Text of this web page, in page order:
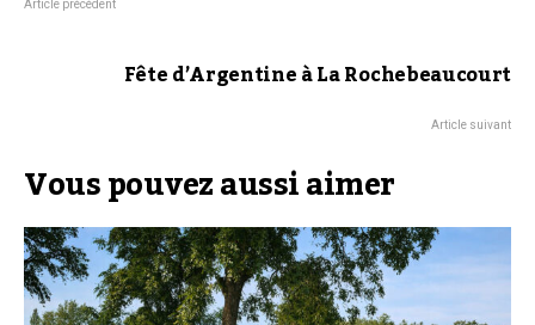
Article précédent
Fête d’Argentine à La Rochebeaucourt
Article suivant
Vous pouvez aussi aimer